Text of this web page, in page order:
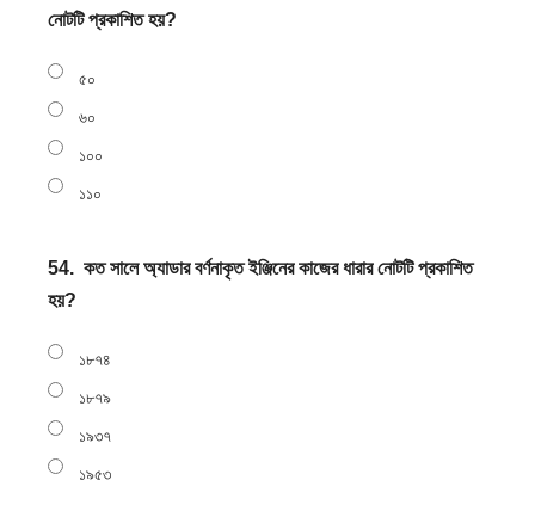
নোটটি প্রকাশিত হয়?
৫০
৬০
১০০
১১০
54. কত সালে অ্যাডার বর্ণনাকৃত ইঞ্জিনের কাজের ধারার নোটটি প্রকাশিত
হয়?
১৮৭৪
১৮৭৯
১৯৩৭
১৯৫৩